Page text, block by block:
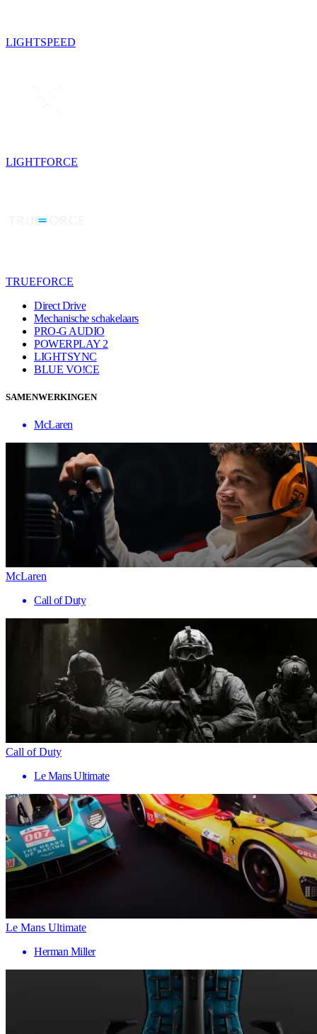
LIGHTSPEED
LIGHTFORCE
TRUEFORCE
Direct Drive
Mechanische schakelaars
PRO-G AUDIO
POWERPLAY 2
LIGHTSYNC
BLUE VO!CE
SAMENWERKINGEN
McLaren
McLaren
Call of Duty
Call of Duty
Le Mans Ultimate
Le Mans Ultimate
Herman Miller